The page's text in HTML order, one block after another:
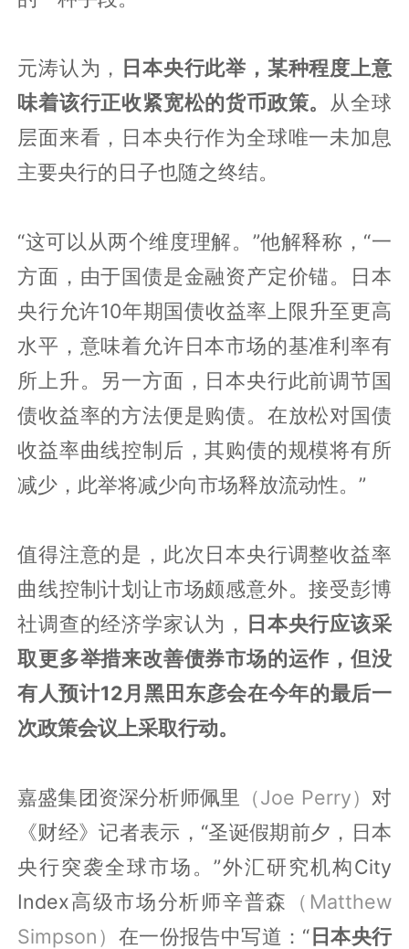
元涛认为， 日本央行此举，某种程度上意
味着该行正收紧宽松的货币政策。
从全球
层面来看，日本央行作为全球唯一未加息
主要央行的日子也随之终结。
“这可以从两个维度理解。”他解释称，“一
方面，由于国债是金融资产定价锚。日本
央行允许10年期国债收益率上限升至更高
水平，意味着允许日本市场的基准利率有
所上升。另一方面，日本央行此前调节国
债收益率的方法便是购债。在放松对国债
收益率曲线控制后，其购债的规模将有所
减少，此举将减少向市场释放流动性。”
值得注意的是，此次日本央行调整收益率
曲线控制计划让市场颇感意外。接受彭博
社调查的经济学家认为， 日本央行应该采
取更多举措来改善债券市场的运作，但没
有人预计12月黑田东彦会在今年的最后一
次政策会议上采取行动。
嘉盛集团资深分析师佩里 （Joe Perry） 对
《财经》记者表示，“圣诞假期前夕，日本
央行突袭全球市场。”外汇研究机构City
Index高级市场分析师辛普森
（Matthew
Simpson） 在一份报告中写道：“日本央行